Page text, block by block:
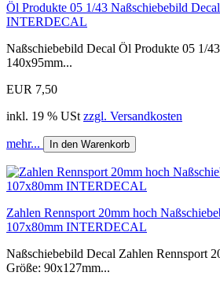
Öl Produkte 05 1/43 Naßschiebebild
INTERDECAL
Naßschiebebild Decal Öl Produkte 05 1/
140x95mm...
EUR 7,50
inkl. 19 % USt zzgl. Versandkosten
mehr... In den Warenkorb
Zahlen Rennsport 20mm hoch
107x80mm INTERDECAL
Naßschiebebild Decal Zahlen Rennsport
Größe: 90x127mm...